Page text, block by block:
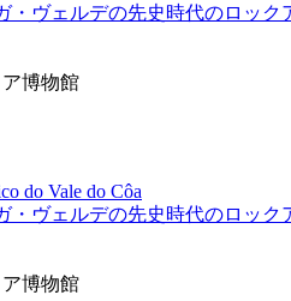
・ヴェルデの先史時代のロック
博物館
do Vale do Côa
・ヴェルデの先史時代のロック
博物館